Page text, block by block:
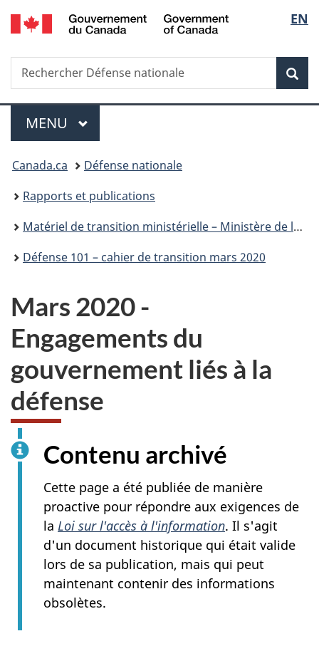
Passer
au
principal
Passer
à
Au
du
Passer
au
de
section
Passer
à
version
simplifiée
de
la
EN
Recherche
Rechercher
Défense
Menu
MENU PRINCIPAL
Vous
êtes
ici :
Canada.ca
Défense nationale
Rapports et publications
Matériel de transition ministérielle – Ministère de la Défense nationale
Défense 101 – cahier de transition mars 2020
Mars 2020 -
Engagements du
gouvernement liés à la
défense
Contenu archivé
Cette page a été publiée de manière
proactive pour répondre aux exigences de
la Loi sur l'accès à l'information. Il s'agit
d'un document historique qui était valide
lors de sa publication, mais qui peut
maintenant contenir des informations
obsolètes.